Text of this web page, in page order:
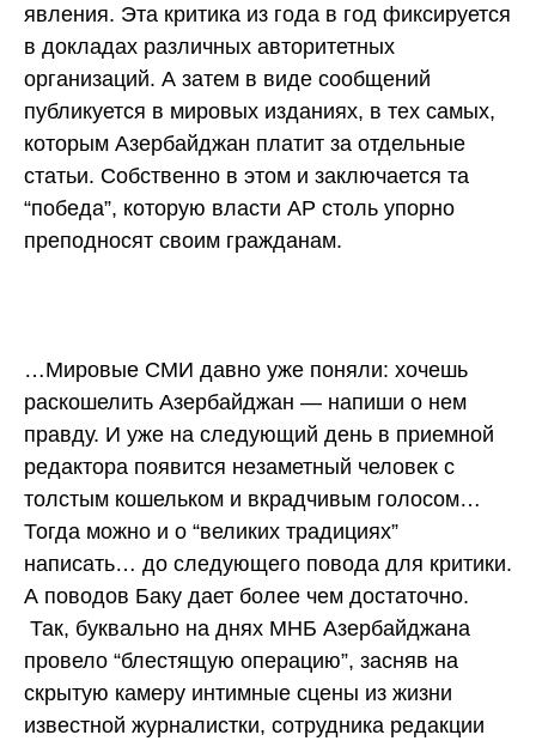
явления. Эта критика из года в год фиксируется
в докладах различных авторитетных
организаций. А затем в виде сообщений
публикуется в мировых изданиях, в тех самых,
которым Азербайджан платит за отдельные
статьи. Собственно в этом и заключается та
“победа”, которую власти АР столь упорно
преподносят своим гражданам.
…Мировые СМИ давно уже поняли: хочешь
раскошелить Азербайджан — напиши о нем
правду. И уже на следующий день в приемной
редактора появится незаметный человек с
толстым кошельком и вкрадчивым голосом…
Тогда можно и о “великих традициях”
написать… до следующего повода для критики.
А поводов Баку дает более чем достаточно.
Так, буквально на днях МНБ Азербайджана
провело “блестящую операцию”, засняв на
скрытую камеру интимные сцены из жизни
известной журналистки, сотрудника редакции